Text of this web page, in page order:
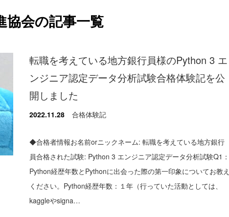
協会の記事一覧
転職を考えている地方銀行員様のPython 3 エ
ンジニア認定データ分析試験合格体験記を公
開しました
2022.11.28 合格体験記
◆合格者情報お名前orニックネーム: 転職を考えている地方銀行
員合格された試験: Python 3 エンジニア認定データ分析試験Q1：
Python経歴年数とPythonに出会った際の第一印象についてお教え
ください。Python経歴年数：１年（行っていた活動としては、
kaggleやsigna…